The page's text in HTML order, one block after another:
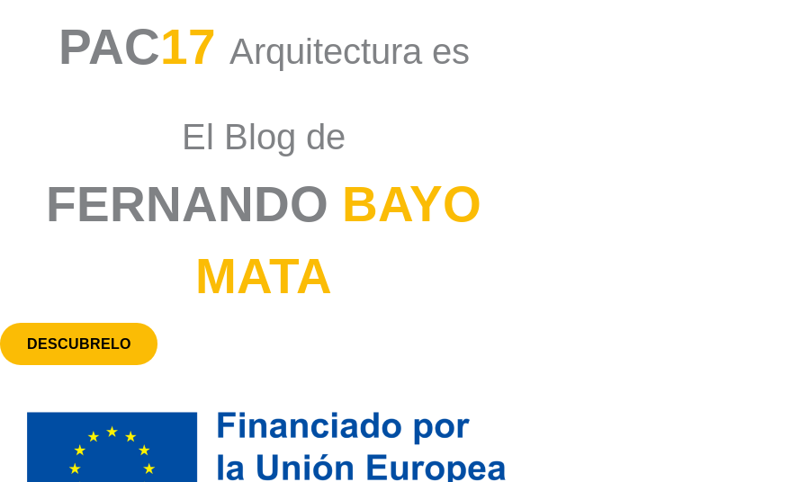
PAC17 Arquitectura es
El Blog de
FERNANDO BAYO
MATA
DESCUBRELO